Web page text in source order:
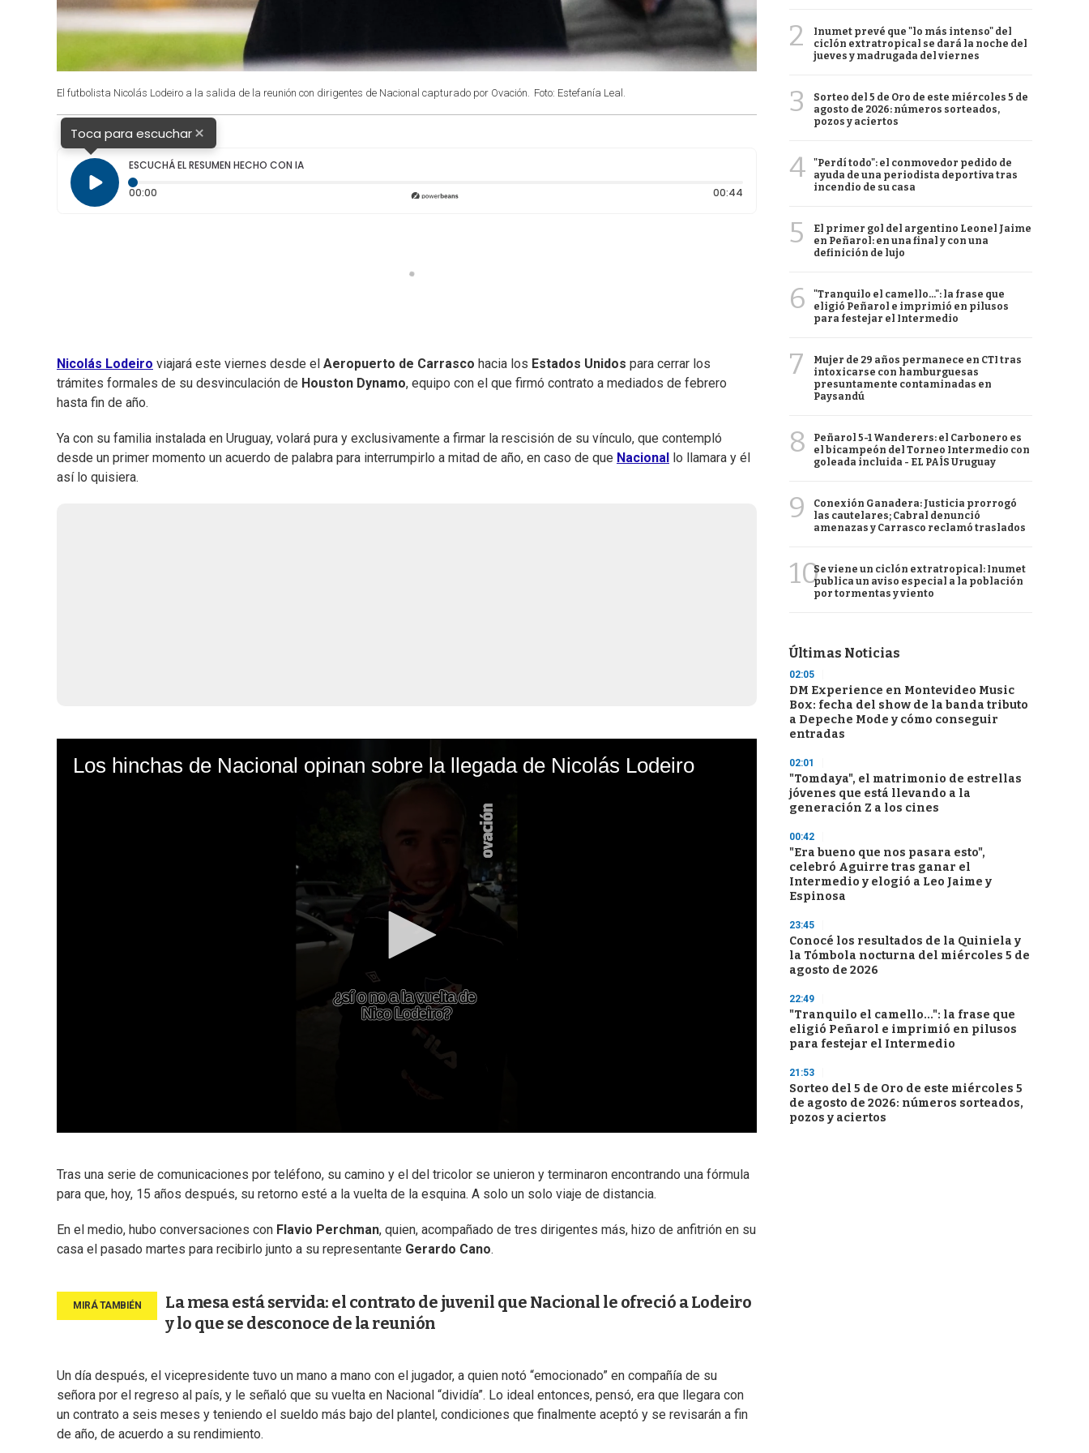
El futbolista Nicolás Lodeiro a la salida de la reunión con dirigentes de Nacional capturado por Ovación. Foto: Estefanía Leal.
Toca para escuchar×
ESCUCHÁ EL RESUMEN HECHO CON IA
00:00
00:44Duración: 44 segundos
Nicolás Lodeiro viajará este viernes desde el Aeropuerto de Carrasco hacia los Estados Unidos para cerrar los
trámites formales de su desvinculación de Houston Dynamo, equipo con el que firmó contrato a mediados de febrero
hasta fin de año.
Ya con su familia instalada en Uruguay, volará pura y exclusivamente a firmar la rescisión de su vínculo, que contempló
desde un primer momento un acuerdo de palabra para interrumpirlo a mitad de año, en caso de que Nacional
lo llamara y él
así lo quisiera.
Tras una serie de comunicaciones por teléfono, su camino y el del tricolor se unieron y terminaron encontrando una fórmula
para que, hoy, 15 años después, su retorno esté a la vuelta de la esquina. A solo un solo viaje de distancia.
En el medio, hubo conversaciones con Flavio Perchman, quien, acompañado de tres dirigentes más, hizo de anfitrión en su
casa el pasado martes para recibirlo junto a su representante Gerardo Cano.
La mesa está servida: el contrato de juvenil que Nacional le ofreció a Lodeiro
y lo que se desconoce de la reunión
Un día después, el vicepresidente tuvo un mano a mano con el jugador, a quien notó “emocionado” en compañía de su
señora por el regreso al país, y le señaló que su vuelta en Nacional “dividía”. Lo ideal entonces, pensó, era que llegara con
un contrato a seis meses y teniendo el sueldo más bajo del plantel, condiciones que finalmente aceptó y se revisarán a fin
de año, de acuerdo a su rendimiento.
2
Inumet prevé que "lo más intenso" del
ciclón extratropical se dará la noche del
jueves y madrugada del viernes
3
Sorteo del 5 de Oro de este miércoles 5 de
agosto de 2026: números sorteados,
pozos y aciertos
4
"Perdí todo": el conmovedor pedido de
ayuda de una periodista deportiva tras
incendio de su casa
5
El primer gol del argentino Leonel Jaime
en Peñarol: en una final y con una
definición de lujo
6
"Tranquilo el camello...": la frase que
eligió Peñarol e imprimió en pilusos
para festejar el Intermedio
7
Mujer de 29 años permanece en CTI tras
intoxicarse con hamburguesas
presuntamente contaminadas en
Paysandú
8
Peñarol 5-1 Wanderers: el Carbonero es
el bicampeón del Torneo Intermedio con
goleada incluida - EL PAÍS Uruguay
9
Conexión Ganadera: Justicia prorrogó
las cautelares; Cabral denunció
amenazas y Carrasco reclamó traslados
10Se viene un ciclón extratropical: Inumet
publica un aviso especial a la población
por tormentas y viento
Últimas Noticias
02:05
DM Experience en Montevideo Music
Box: fecha del show de la banda tributo
a Depeche Mode y cómo conseguir
entradas
02:01
"Tomdaya", el matrimonio de estrellas
jóvenes que está llevando a la
generación Z a los cines
00:42
"Era bueno que nos pasara esto",
celebró Aguirre tras ganar el
Intermedio y elogió a Leo Jaime y
Espinosa
23:45
Conocé los resultados de la Quiniela y
la Tómbola nocturna del miércoles 5 de
agosto de 2026
22:49
"Tranquilo el camello...": la frase que
eligió Peñarol e imprimió en pilusos
para festejar el Intermedio
21:53
Sorteo del 5 de Oro de este miércoles 5
de agosto de 2026: números sorteados,
pozos y aciertos